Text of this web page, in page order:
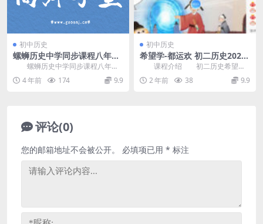
初中历史
螺蛳历史中学同步课程八年级
上册（初二）（完结）百度网
盘分享
螺蛳历史中学同步课程八年级
上册，完结版百度网盘分享初中历
史课程2.35G高清...
4 年前 174 9.9
初中历史
希望学-都运欢 初二历史2023
年秋季A+班 百度网盘分享
课程介绍 初二历史希望学
都运欢课程，VIP会员可通过网盘转
存下载或者在线播...
2 年前 38 9.9
评论(0)
您的邮箱地址不会被公开。 必填项已用 * 标注